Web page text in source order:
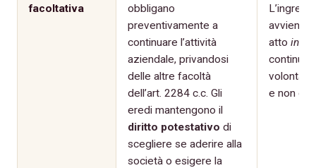
facoltativa
obbligano
preventivamente a
continuare l’attività
aziendale, privandosi
delle altre facoltà
dell’art. 2284 c.c. Gli
eredi mantengono il
diritto potestativo di
scegliere se aderire alla
società o esigere la
avviene
atto inter
volontà
e non